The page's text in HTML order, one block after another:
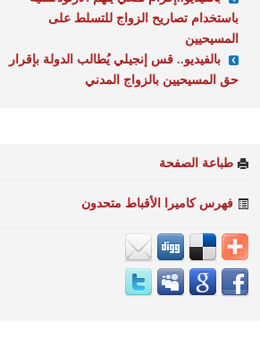
باستخدام تصاريح الزواج للتسلط على
المسيحيين
بالفيديو.. قس إنجيلي يُطالب الدولة بإقرار
حق المسيحيين بالزواج المدني
طباعة الصفحة
فهرس كاميرا الأقباط متحدون